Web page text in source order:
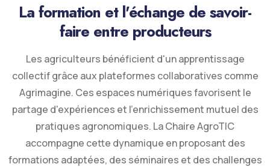
La formation et l'échange de savoir-
faire entre producteurs
Les agriculteurs bénéficient d'un apprentissage
collectif grâce aux plateformes collaboratives comme
Agrimagine. Ces espaces numériques favorisent le
partage d'expériences et l'enrichissement mutuel des
pratiques agronomiques. La Chaire AgroTIC
accompagne cette dynamique en proposant des
formations adaptées, des séminaires et des challenges